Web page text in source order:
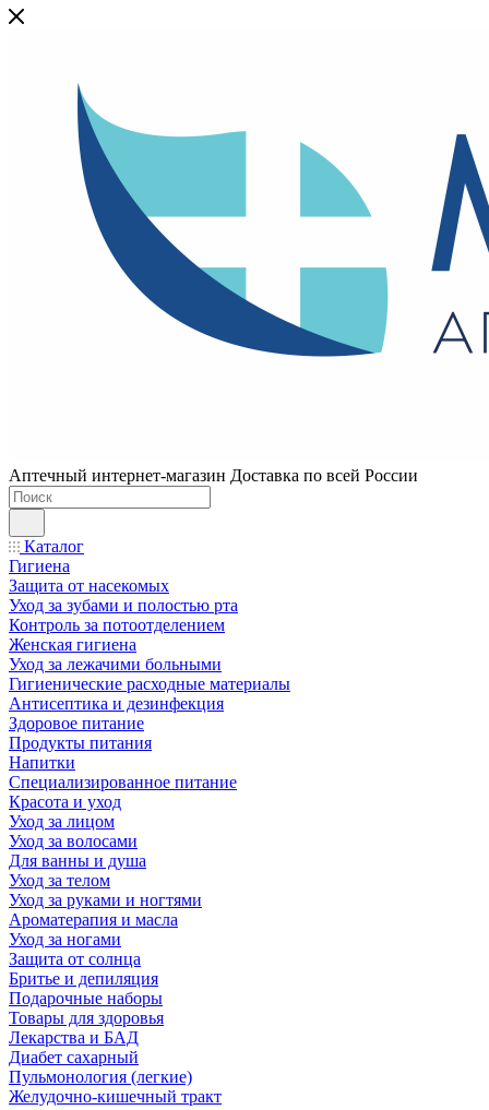
Аптечный интернет-магазин Доставка по всей России
Каталог
Гигиена
Защита от насекомых
Уход за зубами и полостью рта
Контроль за потоотделением
Женская гигиена
Уход за лежачими больными
Гигиенические расходные материалы
Антисептика и дезинфекция
Здоровое питание
Продукты питания
Напитки
Специализированное питание
Красота и уход
Уход за лицом
Уход за волосами
Для ванны и душа
Уход за телом
Уход за руками и ногтями
Ароматерапия и масла
Уход за ногами
Защита от солнца
Бритье и депиляция
Подарочные наборы
Товары для здоровья
Лекарства и БАД
Диабет сахарный
Пульмонология (легкие)
Желудочно-кишечный тракт